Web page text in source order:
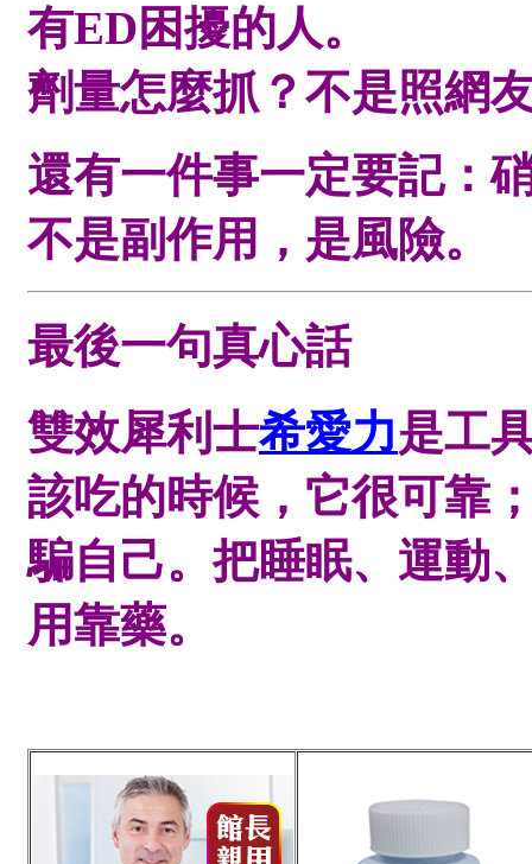
有ED困擾的人。
劑量怎麼抓？不是照網
還有一件事一定要記：
不是副作用，是風險。
最後一句真心話
雙效犀利士希愛力是工
該吃的時候，它很可靠
騙自己。把睡眠、運動
用靠藥。